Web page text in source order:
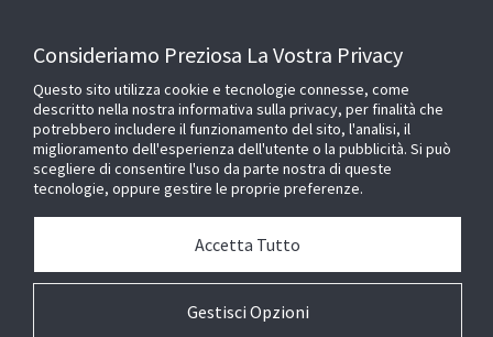
OPENBLUE
SMART BUILDINGS
Chi siamo
Consideriamo Preziosa La Vostra Privacy
Questo sito utilizza cookie e tecnologie connesse, come
descritto nella nostra informativa sulla privacy, per finalità che
potrebbero includere il funzionamento del sito, l'analisi, il
miglioramento dell'esperienza dell'utente o la pubblicità. Si può
scegliere di consentire l'uso da parte nostra di queste
tecnologie, oppure gestire le proprie preferenze.
Gestisci Opzioni
Accetta Tutto